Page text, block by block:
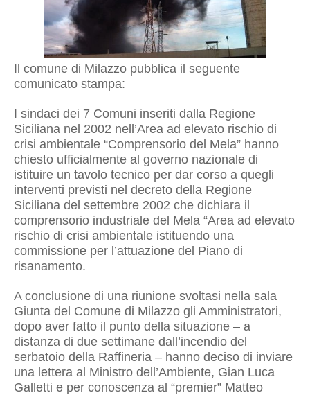
Il comune di Milazzo pubblica il seguente
comunicato stampa:
I sindaci dei 7 Comuni inseriti dalla Regione
Siciliana nel 2002 nell’Area ad elevato rischio di
crisi ambientale “Comprensorio del Mela” hanno
chiesto ufficialmente al governo nazionale di
istituire un tavolo tecnico per dar corso a quegli
interventi previsti nel decreto della Regione
Siciliana del settembre 2002 che dichiara il
comprensorio industriale del Mela “Area ad elevato
rischio di crisi ambientale istituendo una
commissione per l’attuazione del Piano di
risanamento.
A conclusione di una riunione svoltasi nella sala
Giunta del Comune di Milazzo gli Amministratori,
dopo aver fatto il punto della situazione – a
distanza di due settimane dall’incendio del
serbatoio della Raffineria – hanno deciso di inviare
una lettera al Ministro dell’Ambiente, Gian Luca
Galletti e per conoscenza al “premier” Matteo